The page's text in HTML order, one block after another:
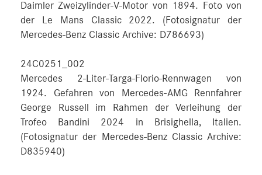
Daimler Zweizylinder-V-Motor von 1894. Foto von
der Le Mans Classic 2022. (Fotosignatur der
Mercedes-Benz Classic Archive: D786693)
24C0251_002
Mercedes 2-Liter-Targa-Florio-Rennwagen von
1924. Gefahren von Mercedes-AMG Rennfahrer
George Russell im Rahmen der Verleihung der
Trofeo Bandini 2024 in Brisighella, Italien.
(Fotosignatur der Mercedes-Benz Classic Archive:
D835940)